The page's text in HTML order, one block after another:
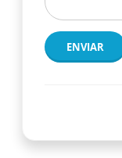
ENVIAR